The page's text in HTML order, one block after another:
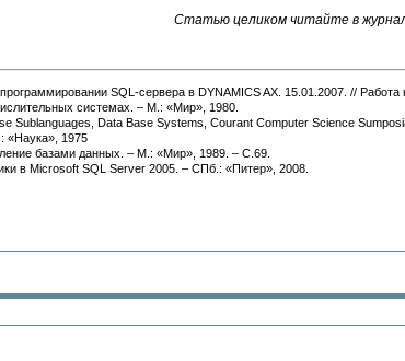
Статью целиком читайте в
SQL-сервера в DYNAMICS AX. 15.01.2007. // Работа
системах. – М.: «Мир», 1980.
Sublanguages, Data Base Systems, Courant Computer Science
«Наука», 1975
базами данных. – М.: «Мир», 1989. – С.69.
в Microsoft SQL Server 2005. – СПб.: «Питер», 2008.